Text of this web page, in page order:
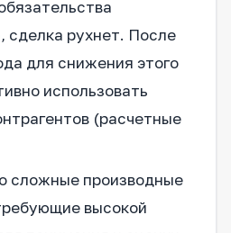
сделка рухнет. После
для снижения этого
использовать
(расчетные
сложные производные
высокой